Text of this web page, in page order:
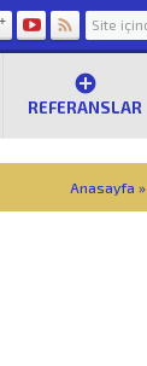
REFERANSLAR
Anasayfa »